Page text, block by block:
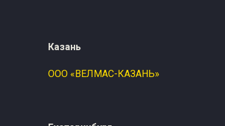
Казань
ООО «ВЕЛМАС-КАЗАНЬ»